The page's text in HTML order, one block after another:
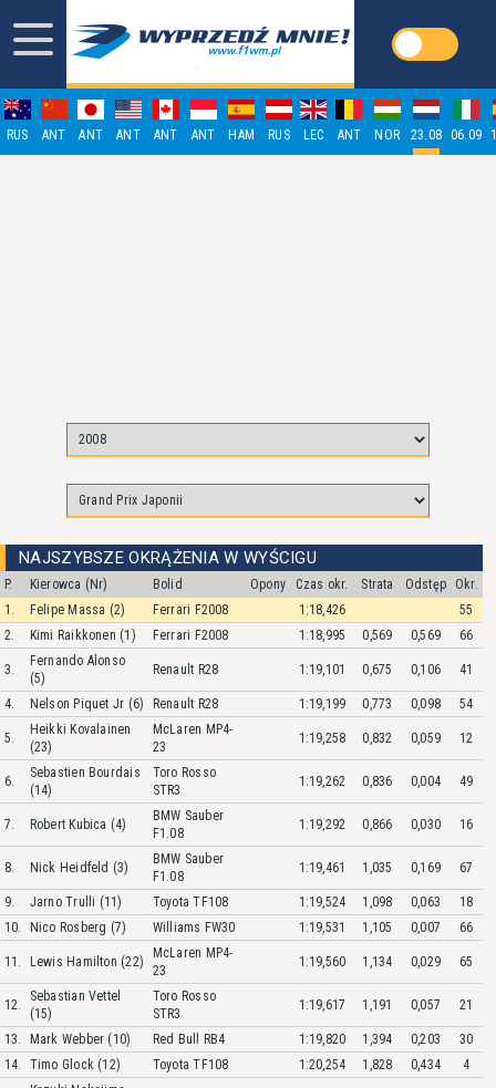
RUS ANT ANT ANT ANT ANT HAM RUS LEC ANT NOR 23.08 06.09
NAJSZYBSZE OKRĄŻENIA W WYŚCIGU
P. Kierowca (Nr) Bolid Opony Czas okr. Strata Odstęp
Okr.
1.
Felipe Massa (2) Ferrari F2008 1:18,426
55
2.
Kimi Raikkonen (1) Ferrari F2008 1:18,995 0,569 0,569 66
3.
Fernando Alonso
(5)
Renault R28 1:19,101 0,675 0,106 41
4. Nelson Piquet Jr (6) Renault R28 1:19,199 0,773 0,098 54
5.
Heikki Kovalainen
(23)
McLaren MP4-
23
1:19,258 0,832 0,059 12
6.
Sebastien Bourdais
(14)
Toro Rosso
STR3
1:19,262 0,836 0,004 49
7. Robert Kubica (4)
BMW Sauber
F1.08
1:19,292 0,866 0,030 16
8. Nick Heidfeld (3)
BMW Sauber
F1.08
1:19,461 1,035 0,169 67
9. Jarno Trulli (11) Toyota TF108 1:19,524 1,098 0,063
18
10.
Nico Rosberg (7) Williams FW30 1:19,531 1,105 0,007 66
11. Lewis Hamilton (22)
McLaren MP4-
23
1:19,560 1,134 0,029 65
12.
Sebastian Vettel
(15)
Toro Rosso
STR3
1:19,617 1,191 0,057 21
13. Mark Webber (10) Red Bull RB4 1:19,820 1,394 0,203
30
14.
Timo Glock (12) Toyota TF108 1:20,254 1,828 0,434 4